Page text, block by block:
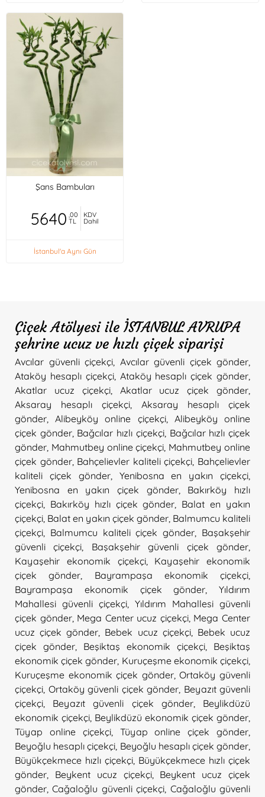
Şans Bambuları
5640 ,00
TL
KDV
Dahil
İstanbul'a Aynı Gün
Çiçek Atölyesi ile İSTANBUL AVRUPA
şehrine ucuz ve hızlı çiçek siparişi
Avcılar güvenli çiçekçi Avcılar güvenli çiçek gönder
Ataköy hesaplı çiçekçi, Ataköy hesaplı çiçek gönder
Akatlar ucuz çiçekçi, Akatlar ucuz çiçek gönder
Aksaray hesaplı çiçekçi
Aksaray hesaplı çiçek
gönder ,Alibeyköy online çiçekçi, Alibeyköy online
çiçek gönder, Bağcılar hızlı çiçekçi, Bağcılar hızlı çiçek
gönder Mahmutbey online çiçekçi Mahmutbey online
çiçek gönder, Bahçelievler kaliteli çiçekçi Bahçelievler
kaliteli çiçek gönder, Yenibosna en yakın çiçekçi
Yenibosna en yakın çiçek gönder, Bakırköy hızlı
çiçekçi
Bakırköy hızlı çiçek gönder
Balat en yakın
çiçekçi Balat en yakın çiçek gönder Balmumcu kaliteli
çiçekçi
Balmumcu kaliteli çiçek gönder
Başakşehir
güvenli çiçekçi
Başakşehir güvenli çiçek gönder
Kayaşehir ekonomik çiçekçi, Kayaşehir ekonomik
çiçek gönder
Bayrampaşa ekonomik çiçekçi
Bayrampaşa ekonomik çiçek gönder
Yıldırım
Mahallesi güvenli çiçekçi
Yıldırım Mahallesi güvenli
çiçek gönder, Mega Center ucuz çiçekçi, Mega Center
ucuz çiçek gönder Bebek ucuz çiçekçi, Bebek ucuz
çiçek gönder
Beşiktaş ekonomik çiçekçi
Beşiktaş
ekonomik çiçek gönder Kuruçeşme ekonomik çiçekçi
Kuruçeşme ekonomik çiçek gönder,Ortaköy güvenli
çiçekçi Ortaköy güvenli çiçek gönder Beyazıt güvenli
çiçekçi
Beyazıt güvenli çiçek gönder, Beylikdüzü
ekonomik çiçekçi Beylikdüzü ekonomik çiçek gönder
Tüyap online çiçekçi, Tüyap online çiçek gönder
Beyoğlu hesaplı çiçekçi Beyoğlu hesaplı çiçek gönder
Büyükçekmece hızlı çiçekçi Büyükçekmece hızlı çiçek
gönder
Beykent ucuz çiçekçi, Beykent ucuz çiçek
gönder ,Cağaloğlu güvenli çiçekçi Cağaloğlu güvenli